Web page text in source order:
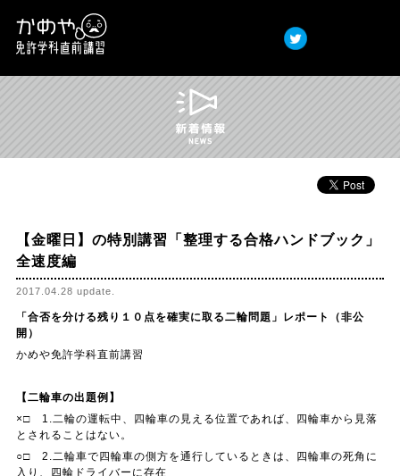
かめや免許学科直前講習｜香川県 高松市お問い合わせはこちら
【金曜日】の特別講習「整理する合格ハンドブック」
全速度編
2017.04.28 update.
「合否を分ける残り１０点を確実に取る二輪問題」レポート（非公
開）
かめや免許学科直前講習
【二輪車の出題例】
×□ 1.二輪の運転中、四輪車の見える位置であれば、四輪車から見落
とされることはない。
○□ 2.二輪車で四輪車の側方を通行しているときは、四輪車の死角に
入り、四輪ドライバーに存在